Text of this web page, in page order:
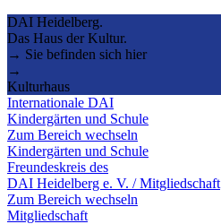
DAI Heidelberg.
Das Haus der Kultur.
→ Sie befinden sich hier
→
Kulturhaus
Internationale DAI
Kindergärten und Schule
Zum Bereich wechseln
Kindergärten und Schule
Freundeskreis des
DAI Heidelberg e. V. / Mitgliedschaft
Zum Bereich wechseln
Mitgliedschaft